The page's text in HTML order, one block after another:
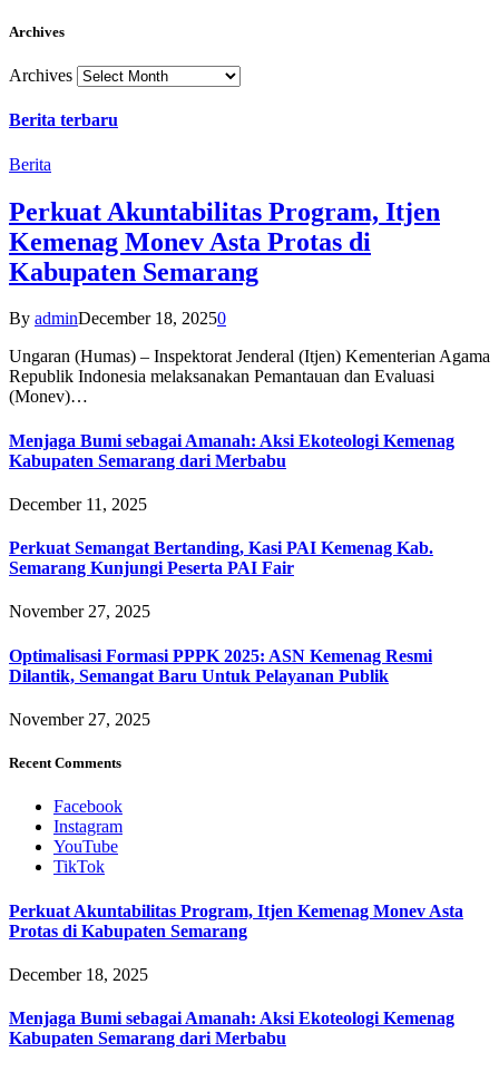
Archives
Archives
Berita terbaru
Berita
Perkuat Akuntabilitas Program, Itjen
Kemenag Monev Asta Protas di
Kabupaten Semarang
By adminDecember 18, 20250
Ungaran (Humas) – Inspektorat Jenderal (Itjen) Kementerian Agama
Republik Indonesia melaksanakan Pemantauan dan Evaluasi
(Monev)…
Menjaga Bumi sebagai Amanah: Aksi Ekoteologi Kemenag
Kabupaten Semarang dari Merbabu
December 11, 2025
Perkuat Semangat Bertanding, Kasi PAI Kemenag Kab.
Semarang Kunjungi Peserta PAI Fair
November 27, 2025
Optimalisasi Formasi PPPK 2025: ASN Kemenag Resmi
Dilantik, Semangat Baru Untuk Pelayanan Publik
November 27, 2025
Recent Comments
Facebook
Instagram
YouTube
TikTok
Perkuat Akuntabilitas Program, Itjen Kemenag Monev Asta
Protas di Kabupaten Semarang
December 18, 2025
Menjaga Bumi sebagai Amanah: Aksi Ekoteologi Kemenag
Kabupaten Semarang dari Merbabu